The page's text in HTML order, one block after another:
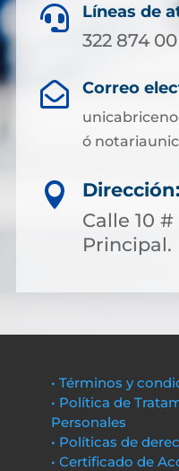
 Líneas de
322 874 00
 Correo
ó

Dirección:
Calle 10
Principal.
• Términos y
• Política de
Personales
• Políticas de
• Certificado de